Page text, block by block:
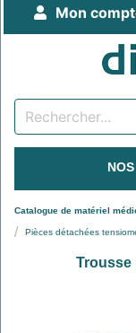
Mon
Catalogue de matériel
Pièces détachées
Trousse